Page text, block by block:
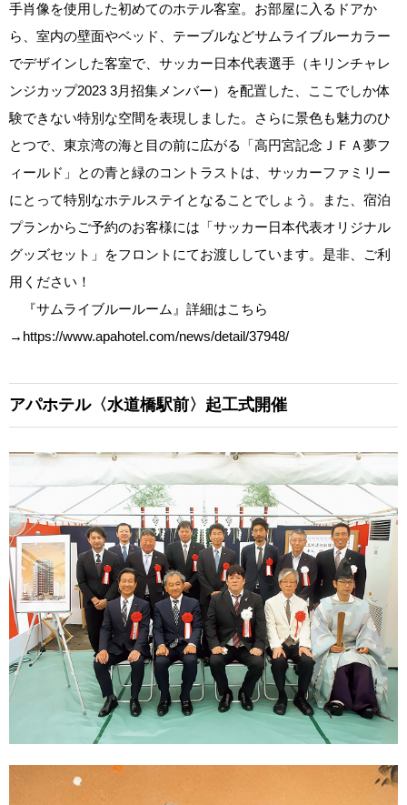
手肖像を使用した初めてのホテル客室。お部屋に入るドアか
ら、室内の壁面やベッド、テーブルなどサムライブルーカラー
でデザインした客室で、サッカー日本代表選手（キリンチャレ
ンジカップ2023 3月招集メンバー）を配置した、ここでしか体
験できない特別な空間を表現しました。さらに景色も魅力のひ
とつで、東京湾の海と目の前に広がる「高円宮記念ＪＦＡ夢フ
ィールド」との青と緑のコントラストは、サッカーファミリー
にとって特別なホテルステイとなることでしょう。また、宿泊
プランからご予約のお客様には「サッカー日本代表オリジナル
グッズセット」をフロントにてお渡ししています。是非、ご利
用ください！
『サムライブルールーム』詳細はこちら
→https://www.apahotel.com/news/detail/37948/
アパホテル〈水道橋駅前〉起工式開催